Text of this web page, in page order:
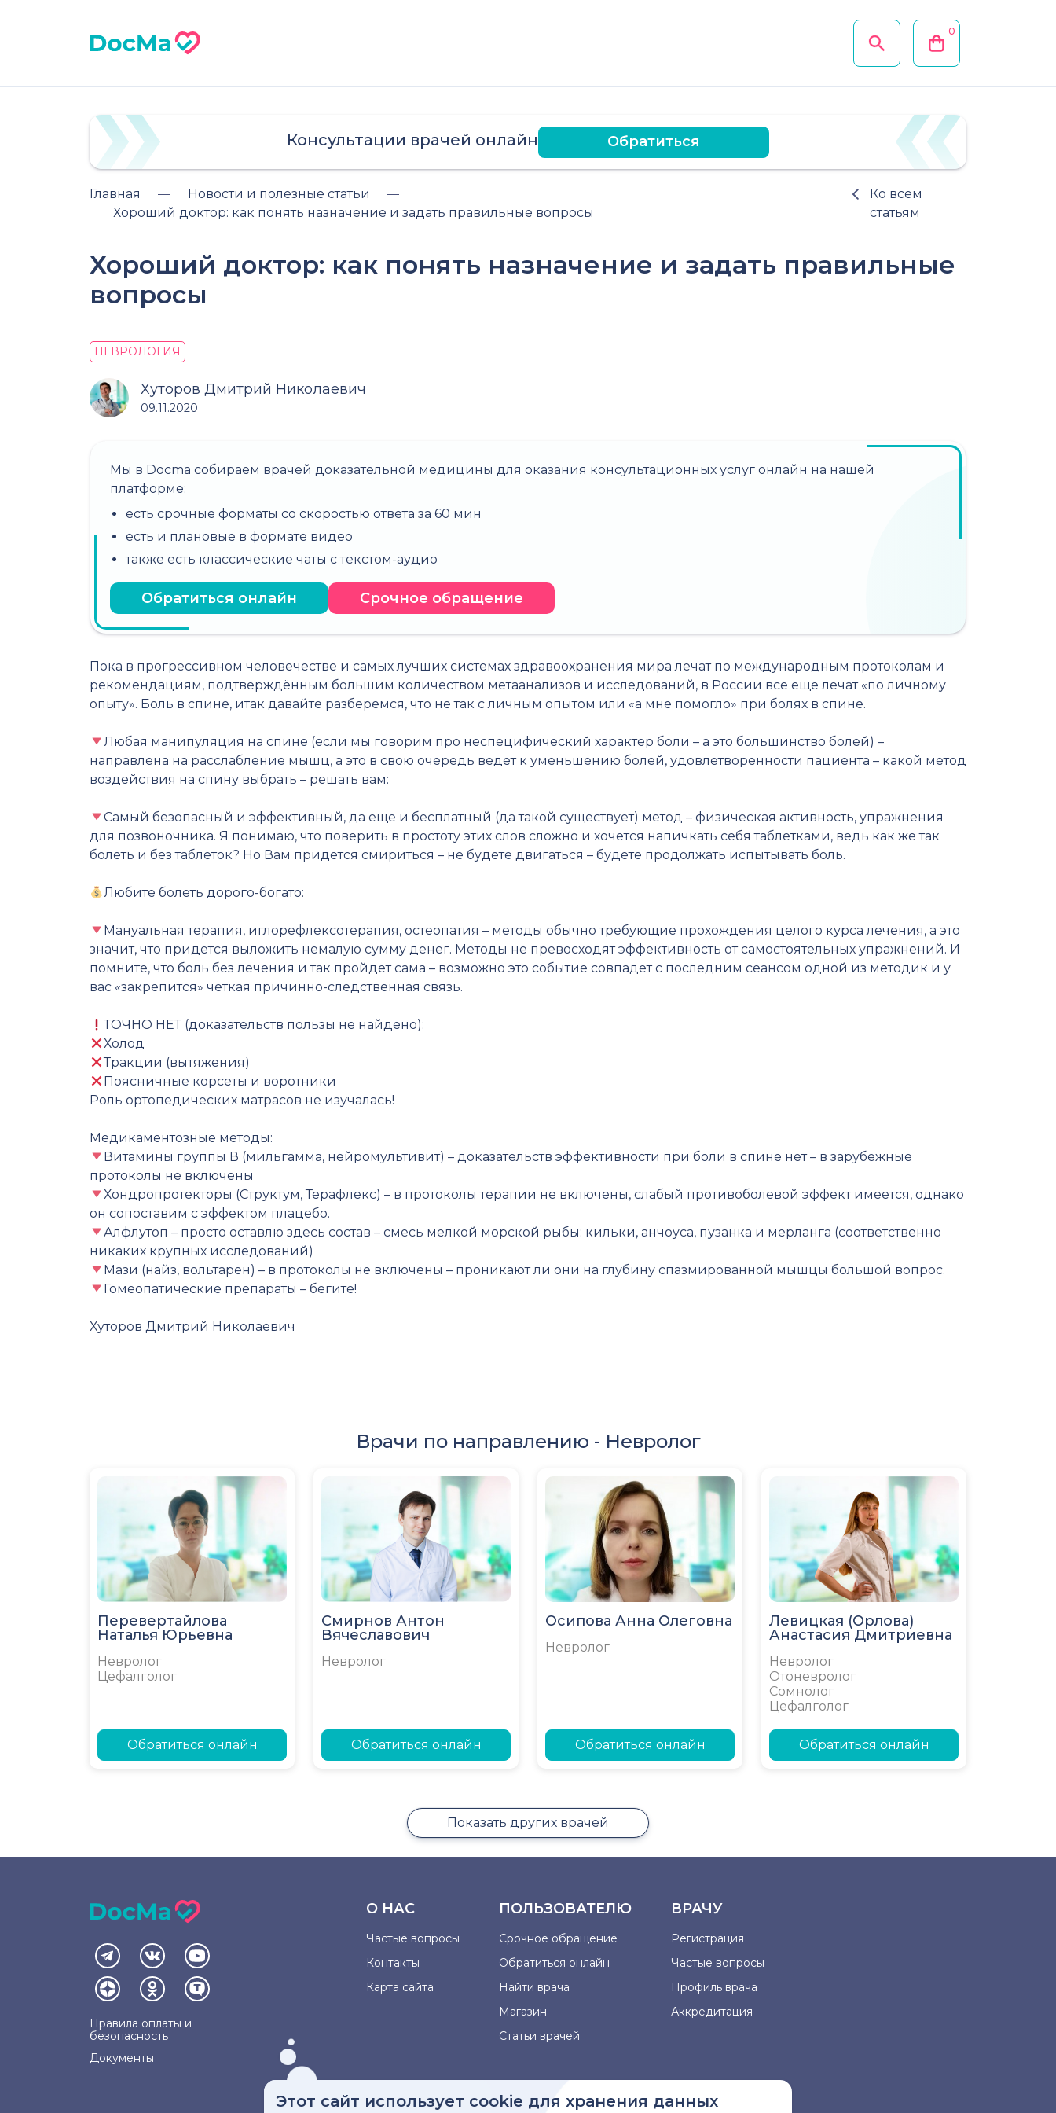
0
Консультации врачей онлайн Обратиться
Главная
Новости и полезные статьи
Хороший доктор: как понять назначение и задать правильные вопросы
Ко всем
статьям
Хороший доктор: как понять назначение и задать правильные
вопросы
НЕВРОЛОГИЯ
Хуторов Дмитрий Николаевич
09.11.2020
Мы в Docma собираем врачей доказательной медицины для оказания консультационных услуг онлайн на нашей
платформе:
есть срочные форматы со скоростью ответа за 60 мин
есть и плановые в формате видео
также есть классические чаты с текстом-аудио
Обратиться онлайн Срочное обращение
Пока в прогрессивном человечестве и самых лучших системах здравоохранения мира лечат по международным протоколам и
рекомендациям, подтверждённым большим количеством метаанализов и исследований, в России все еще лечат «по личному
опыту». Боль в спине, итак давайте разберемся, что не так с личным опытом или «а мне помогло» при болях в спине.
Любая манипуляция на спине (если мы говорим про неспецифический характер боли – а это большинство болей) –
направлена на расслабление мышц, а это в свою очередь ведет к уменьшению болей, удовлетворенности пациента – какой метод
воздействия на спину выбрать – решать вам:
Самый безопасный и эффективный, да еще и бесплатный (да такой существует) метод – физическая активность, упражнения
для позвоночника. Я понимаю, что поверить в простоту этих слов сложно и хочется напичкать себя таблетками, ведь как же так
болеть и без таблеток? Но Вам придется смириться – не будете двигаться – будете продолжать испытывать боль.
Любите болеть дорого-богато:
Мануальная терапия, иглорефлексотерапия, остеопатия – методы обычно требующие прохождения целого курса лечения, а это
значит, что придется выложить немалую сумму денег. Методы не превосходят эффективность от самостоятельных упражнений. И
помните, что боль без лечения и так пройдет сама – возможно это событие совпадет с последним сеансом одной из методик и у
вас «закрепится» четкая причинно-следственная связь.
ТОЧНО НЕТ (доказательств пользы не найдено):
Холод
Тракции (вытяжения)
Поясничные корсеты и воротники
Роль ортопедических матрасов не изучалась!
Медикаментозные методы:
Витамины группы В (мильгамма, нейромультивит) – доказательств эффективности при боли в спине нет – в зарубежные
протоколы не включены
Хондропротекторы (Структум, Терафлекс) – в протоколы терапии не включены, слабый противоболевой эффект имеется, однако
он сопоставим с эффектом плацебо.
Алфлутоп – просто оставлю здесь состав – смесь мелкой морской рыбы: кильки, анчоуса, пузанка и мерланга (соответственно
никаких крупных исследований)
Мази (найз, вольтарен) – в протоколы не включены – проникают ли они на глубину спазмированной мышцы большой вопрос.
Гомеопатические препараты – бегите!
Хуторов Дмитрий Николаевич
Врачи по направлению - Невролог
Перевертайлова
Наталья Юрьевна
Невролог
Цефалголог
Обратиться онлайн
Смирнов Антон
Вячеславович
Невролог
Обратиться онлайн
Осипова Анна Олеговна
Невролог
Обратиться онлайн
Левицкая (Орлова)
Анастасия Дмитриевна
Невролог
Отоневролог
Сомнолог
Цефалголог
Обратиться онлайн
Показать других врачей
Этот сайт использует cookie для хранения данных
Правила оплаты и
безопасность
Документы
О НАС
Частые вопросы
Контакты
Карта сайта
ПОЛЬЗОВАТЕЛЮ
Срочное обращение
Обратиться онлайн
Найти врача
Магазин
Статьи врачей
ВРАЧУ
Регистрация
Частые вопросы
Профиль врача
Аккредитация